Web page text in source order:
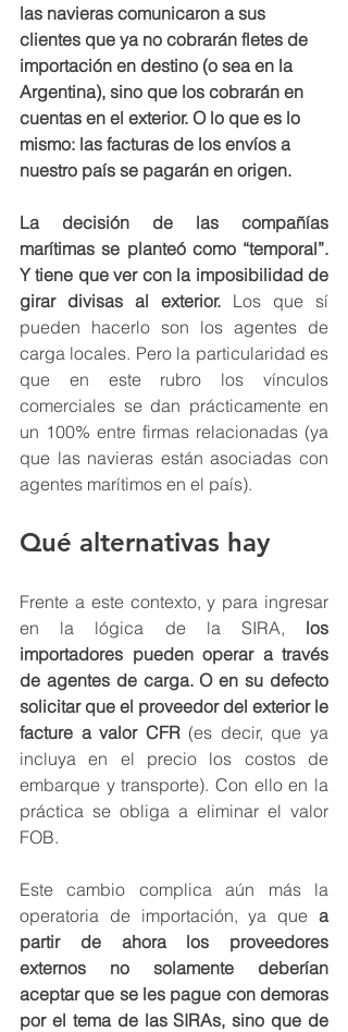
las navieras comunicaron a sus
clientes que ya no cobrarán fletes de
importación en destino (o sea en la
Argentina), sino que los cobrarán en
cuentas en el exterior. O lo que es lo
mismo: las facturas de los envíos a
nuestro país se pagarán en origen.
La decisión de las compañías
marítimas se planteó como “temporal”.
Y tiene que ver con la imposibilidad de
girar divisas al exterior. Los que sí
pueden hacerlo son los agentes de
carga locales. Pero la particularidad es
que en este rubro los vínculos
comerciales se dan prácticamente en
un 100% entre firmas relacionadas (ya
que las navieras están asociadas con
agentes marítimos en el país).
Qué alternativas hay
Frente a este contexto, y para ingresar
en la lógica de la SIRA, los
importadores pueden operar a través
de agentes de carga. O en su defecto
solicitar que el proveedor del exterior le
facture a valor CFR (es decir, que ya
incluya en el precio los costos de
embarque y transporte). Con ello en la
práctica se obliga a eliminar el valor
FOB.
Este cambio complica aún más la
operatoria de importación, ya que a
partir de ahora los proveedores
externos no solamente deberían
aceptar que se les pague con demoras
por el tema de las SIRAs, sino que de